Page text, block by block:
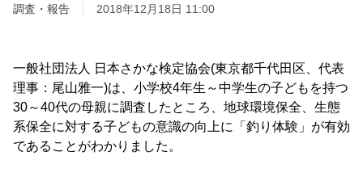
調査・報告
2018年12月18日 11:00
一般社団法人 日本さかな検定協会(東京都千代田区、代表
理事：尾山雅一)は、小学校4年生～中学生の子どもを持つ
30～40代の母親に調査したところ、地球環境保全、生態
系保全に対する子どもの意識の向上に「釣り体験」が有効
であることがわかりました。